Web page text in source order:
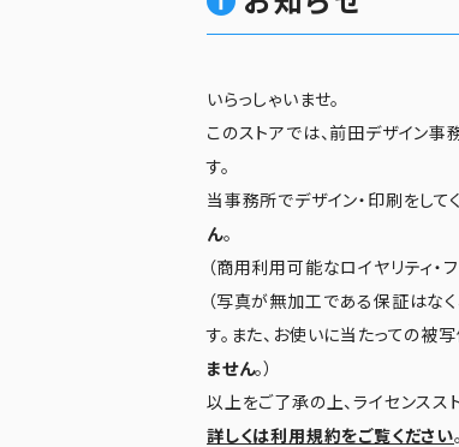
いらっしゃいませ。
このストアでは、前田デザイン
す。
当事務所でデザイン・印刷をし
ん。
（商用利用可能なロイヤリティ・
（写真が無加工である保証はな
す。また、お使いに当たっての被
ません。）
以上をご了承の上、ライセンスス
詳しくは利用規約をご覧ください。